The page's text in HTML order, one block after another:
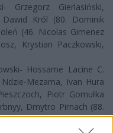
Grzegorz Gierlasiński,
Dawid Król (80. Dominik
(46. Nicolas Gimenez
Krystian Paczkowski,
Hossame Lacine C.
Mezama, Ivan Hura
Piotr Gomułka
Dmytro Pirnach (88.
(76. Kamil Warchoł),